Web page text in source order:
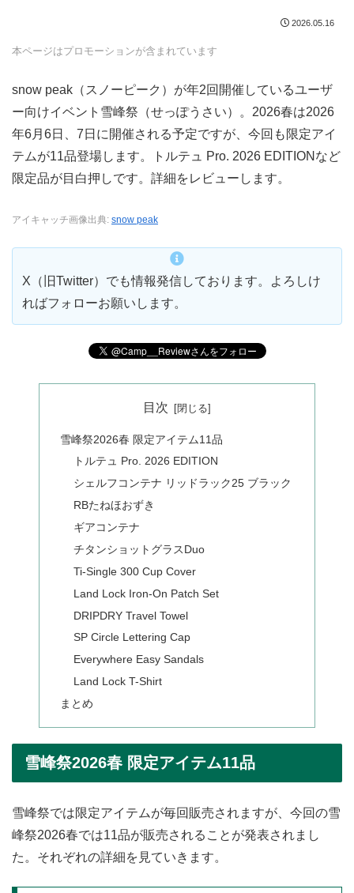
2026.05.16
本ページはプロモーションが含まれています
snow peak（スノーピーク）が年2回開催しているユーザ
ー向けイベント雪峰祭（せっぽうさい）。2026春は2026
年6月6日、7日に開催される予定ですが、今回も限定アイ
テムが11品登場します。トルテュ Pro. 2026 EDITIONなど
限定品が目白押しです。詳細をレビューします。
アイキャッチ画像出典: snow peak
X（旧Twitter）でも情報発信しております。よろしけ
ればフォローお願いします。
目次
雪峰祭2026春 限定アイテム11品
トルテュ Pro. 2026 EDITION
シェルフコンテナ リッドラック25 ブラック
RBたねほおずき
ギアコンテナ
チタンショットグラスDuo
Ti-Single 300 Cup Cover
Land Lock Iron-On Patch Set
DRIPDRY Travel Towel
SP Circle Lettering Cap
Everywhere Easy Sandals
Land Lock T-Shirt
まとめ
雪峰祭2026春 限定アイテム11品
雪峰祭では限定アイテムが毎回販売されますが、今回の雪
峰祭2026春では11品が販売されることが発表されまし
た。それぞれの詳細を見ていきます。